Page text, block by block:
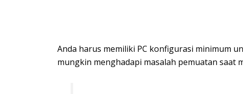
Anda harus memiliki PC konfigurasi minimum
mungkin menghadapi masalah pemuatan saat